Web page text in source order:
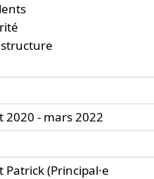
2020 - mars 2022
Patrick (Principal·e